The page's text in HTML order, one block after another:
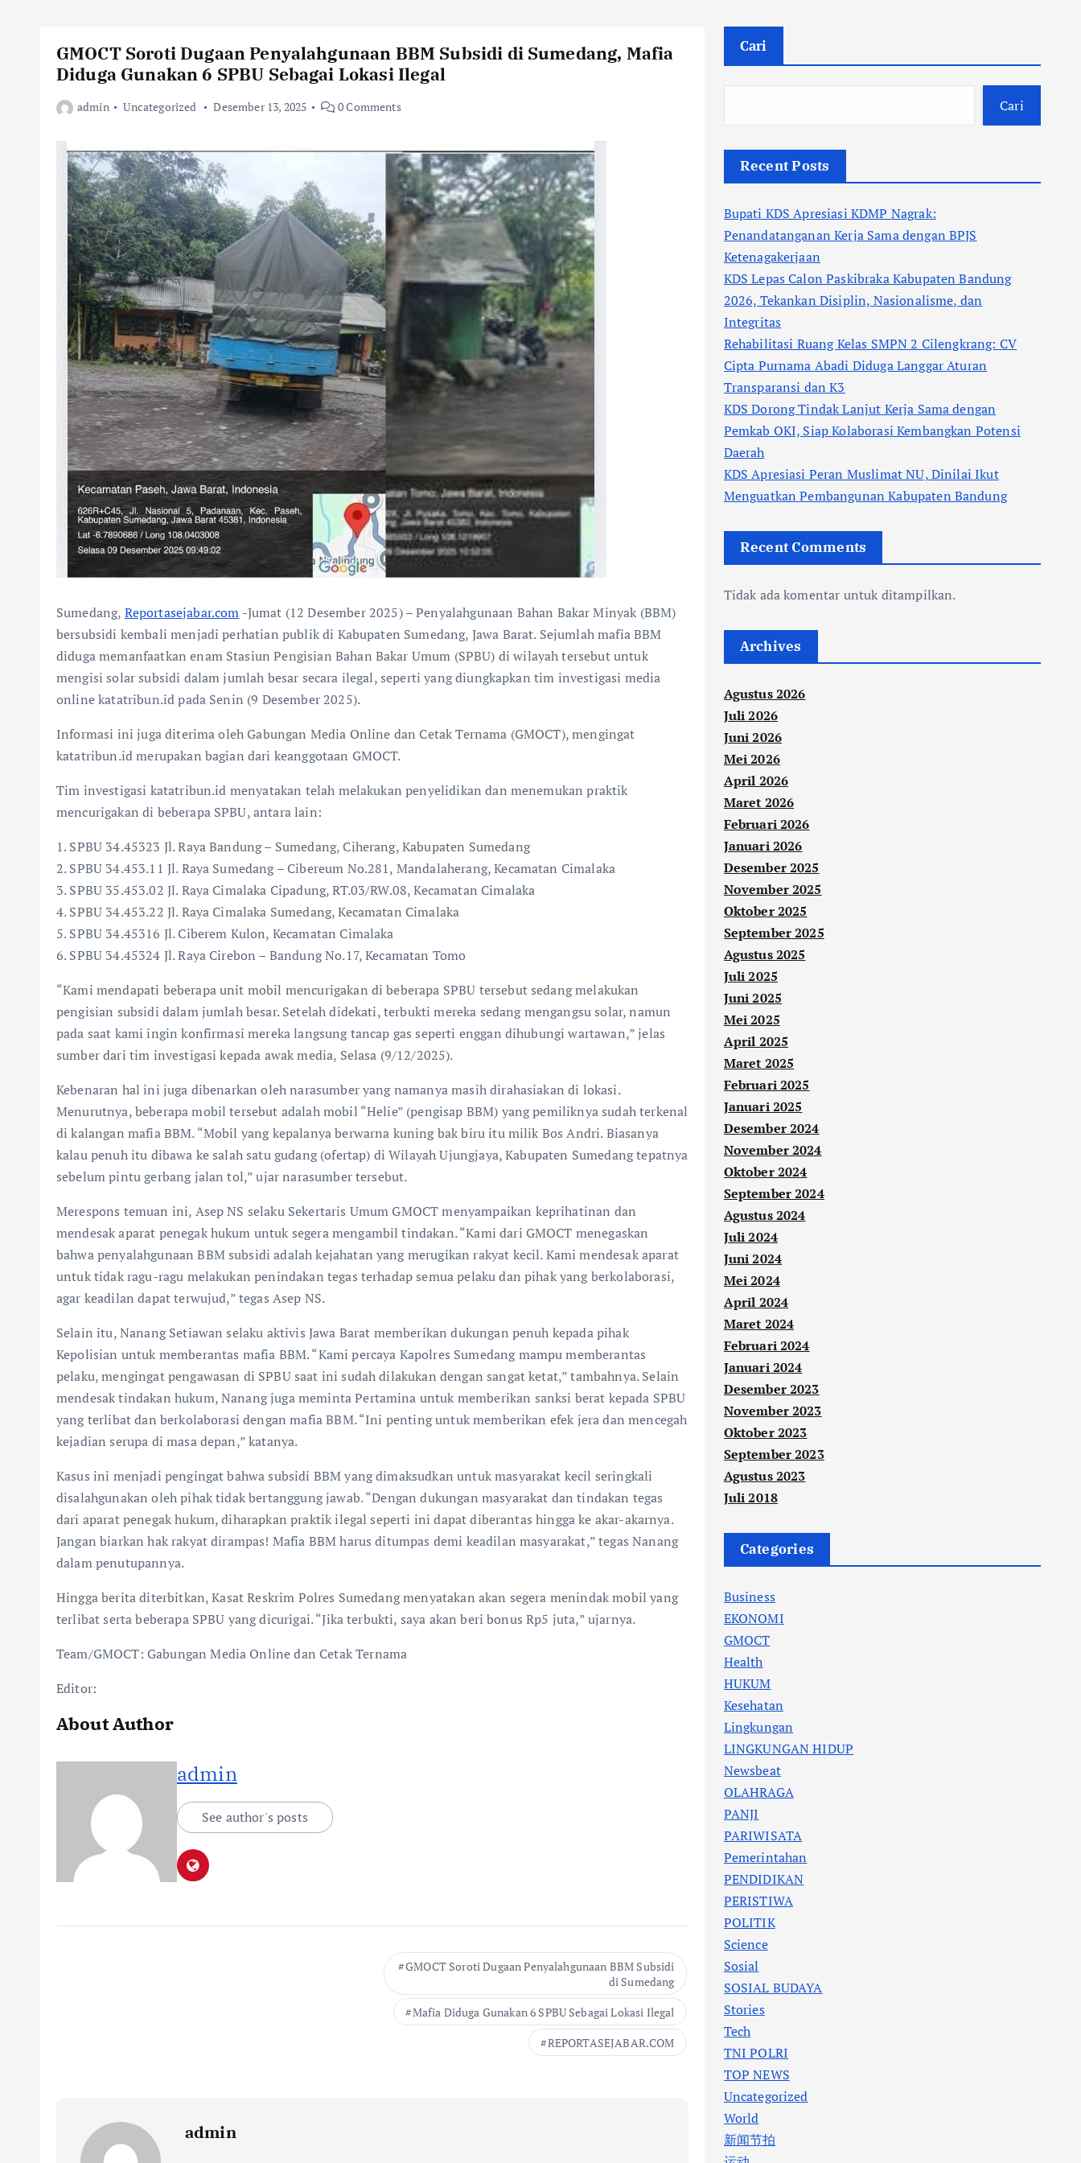
GMOCT Soroti Dugaan Penyalahgunaan BBM Subsidi di Sumedang, Mafia
Diduga Gunakan 6 SPBU Sebagai Lokasi Ilegal
admin Uncategorized Desember 13, 2025 0 Comments
Sumedang, Reportasejabar.com -Jumat (12 Desember 2025) – Penyalahgunaan Bahan Bakar Minyak (BBM)
bersubsidi kembali menjadi perhatian publik di Kabupaten Sumedang, Jawa Barat. Sejumlah mafia BBM
diduga memanfaatkan enam Stasiun Pengisian Bahan Bakar Umum (SPBU) di wilayah tersebut untuk
mengisi solar subsidi dalam jumlah besar secara ilegal, seperti yang diungkapkan tim investigasi media
online katatribun.id pada Senin (9 Desember 2025).
Informasi ini juga diterima oleh Gabungan Media Online dan Cetak Ternama (GMOCT), mengingat
katatribun.id merupakan bagian dari keanggotaan GMOCT.
Tim investigasi katatribun.id menyatakan telah melakukan penyelidikan dan menemukan praktik
mencurigakan di beberapa SPBU, antara lain:
1. SPBU 34.45323 Jl. Raya Bandung – Sumedang, Ciherang, Kabupaten Sumedang
2. SPBU 34.453.11 Jl. Raya Sumedang – Cibereum No.281, Mandalaherang, Kecamatan Cimalaka
3. SPBU 35.453.02 Jl. Raya Cimalaka Cipadung, RT.03/RW.08, Kecamatan Cimalaka
4. SPBU 34.453.22 Jl. Raya Cimalaka Sumedang, Kecamatan Cimalaka
5. SPBU 34.45316 Jl. Ciberem Kulon, Kecamatan Cimalaka
6. SPBU 34.45324 Jl. Raya Cirebon – Bandung No.17, Kecamatan Tomo
“Kami mendapati beberapa unit mobil mencurigakan di beberapa SPBU tersebut sedang melakukan
pengisian subsidi dalam jumlah besar. Setelah didekati, terbukti mereka sedang mengangsu solar, namun
pada saat kami ingin konfirmasi mereka langsung tancap gas seperti enggan dihubungi wartawan,” jelas
sumber dari tim investigasi kepada awak media, Selasa (9/12/2025).
Kebenaran hal ini juga dibenarkan oleh narasumber yang namanya masih dirahasiakan di lokasi.
Menurutnya, beberapa mobil tersebut adalah mobil “Helie” (pengisap BBM) yang pemiliknya sudah terkenal
di kalangan mafia BBM. “Mobil yang kepalanya berwarna kuning bak biru itu milik Bos Andri. Biasanya
kalau penuh itu dibawa ke salah satu gudang (ofertap) di Wilayah Ujungjaya, Kabupaten Sumedang tepatnya
sebelum pintu gerbang jalan tol,” ujar narasumber tersebut.
Merespons temuan ini, Asep NS selaku Sekertaris Umum GMOCT menyampaikan keprihatinan dan
mendesak aparat penegak hukum untuk segera mengambil tindakan. “Kami dari GMOCT menegaskan
bahwa penyalahgunaan BBM subsidi adalah kejahatan yang merugikan rakyat kecil. Kami mendesak aparat
untuk tidak ragu-ragu melakukan penindakan tegas terhadap semua pelaku dan pihak yang berkolaborasi,
agar keadilan dapat terwujud,” tegas Asep NS.
Selain itu, Nanang Setiawan selaku aktivis Jawa Barat memberikan dukungan penuh kepada pihak
Kepolisian untuk memberantas mafia BBM. “Kami percaya Kapolres Sumedang mampu memberantas
pelaku, mengingat pengawasan di SPBU saat ini sudah dilakukan dengan sangat ketat,” tambahnya. Selain
mendesak tindakan hukum, Nanang juga meminta Pertamina untuk memberikan sanksi berat kepada SPBU
yang terlibat dan berkolaborasi dengan mafia BBM. “Ini penting untuk memberikan efek jera dan mencegah
kejadian serupa di masa depan,” katanya.
Kasus ini menjadi pengingat bahwa subsidi BBM yang dimaksudkan untuk masyarakat kecil seringkali
disalahgunakan oleh pihak tidak bertanggung jawab. “Dengan dukungan masyarakat dan tindakan tegas
dari aparat penegak hukum, diharapkan praktik ilegal seperti ini dapat diberantas hingga ke akar-akarnya.
Jangan biarkan hak rakyat dirampas! Mafia BBM harus ditumpas demi keadilan masyarakat,” tegas Nanang
dalam penutupannya.
Hingga berita diterbitkan, Kasat Reskrim Polres Sumedang menyatakan akan segera menindak mobil yang
terlibat serta beberapa SPBU yang dicurigai. “Jika terbukti, saya akan beri bonus Rp5 juta,” ujarnya.
Team/GMOCT: Gabungan Media Online dan Cetak Ternama
Editor:
About Author
admin
See author's posts
GMOCT Soroti Dugaan Penyalahgunaan BBM Subsidi
di Sumedang
Mafia Diduga Gunakan 6 SPBU Sebagai Lokasi Ilegal
REPORTASEJABAR.COM
admin
Cari
Cari
Recent Posts
Bupati KDS Apresiasi KDMP Nagrak:
Penandatanganan Kerja Sama dengan BPJS
Ketenagakerjaan
KDS Lepas Calon Paskibraka Kabupaten Bandung
2026, Tekankan Disiplin, Nasionalisme, dan
Integritas
Rehabilitasi Ruang Kelas SMPN 2 Cilengkrang: CV
Cipta Purnama Abadi Diduga Langgar Aturan
Transparansi dan K3
KDS Dorong Tindak Lanjut Kerja Sama dengan
Pemkab OKI, Siap Kolaborasi Kembangkan Potensi
Daerah
KDS Apresiasi Peran Muslimat NU, Dinilai Ikut
Menguatkan Pembangunan Kabupaten Bandung
Recent Comments
Tidak ada komentar untuk ditampilkan.
Archives
Agustus 2026
Juli 2026
Juni 2026
Mei 2026
April 2026
Maret 2026
Februari 2026
Januari 2026
Desember 2025
November 2025
Oktober 2025
September 2025
Agustus 2025
Juli 2025
Juni 2025
Mei 2025
April 2025
Maret 2025
Februari 2025
Januari 2025
Desember 2024
November 2024
Oktober 2024
September 2024
Agustus 2024
Juli 2024
Juni 2024
Mei 2024
April 2024
Maret 2024
Februari 2024
Januari 2024
Desember 2023
November 2023
Oktober 2023
September 2023
Agustus 2023
Juli 2018
Categories
Business
EKONOMI
GMOCT
Health
HUKUM
Kesehatan
Lingkungan
LINGKUNGAN HIDUP
Newsbeat
OLAHRAGA
PANJI
PARIWISATA
Pemerintahan
PENDIDIKAN
PERISTIWA
POLITIK
Science
Sosial
SOSIAL BUDAYA
Stories
Tech
TNI POLRI
TOP NEWS
Uncategorized
World
新闻节拍